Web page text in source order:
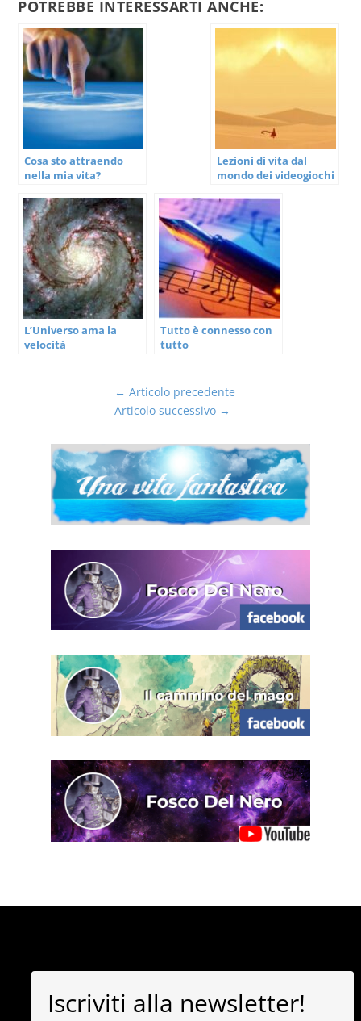
POTREBBE INTERESSARTI ANCHE:
Cosa sto attraendo
nella mia vita?
Lezioni di vita dal
mondo dei videogiochi
L’Universo ama la
velocità
Tutto è connesso con
tutto
←Articolo precedente
Articolo successivo →
Iscriviti alla newsletter!